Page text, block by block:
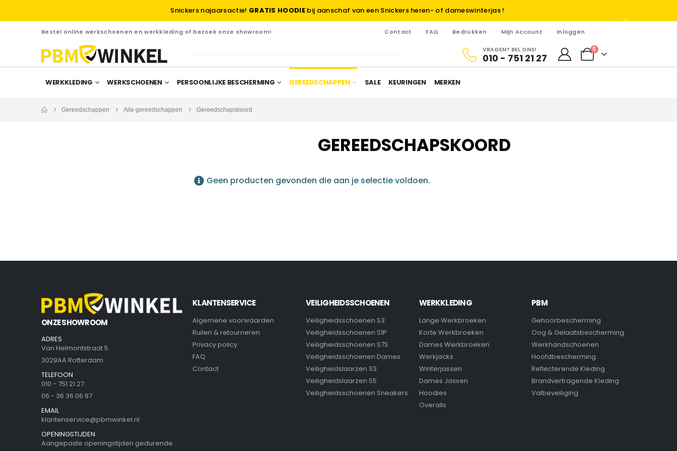
Snickers najaarsactie! GRATIS HOODIE bij aanschaf van een Snickers heren- of dameswinterjas !
Bestel online werkschoenen en werkkleding of bezoek onze showroom! Contact FAQ Bedrukken Mijn Account Inloggen
VRAGEN? BEL ONS!
010 - 751 21 27
0
WERKKLEDING WERKSCHOENEN PERSOONLIJKE BESCHERMING GEREEDSCHAPPEN SALE KEURINGEN MERKEN
Gereedschappen Alle gereedschappen Gereedschapskoord
GEREEDSCHAPSKOORD
Geen producten gevonden die aan je selectie voldoen.
ONZE SHOWROOM
ADRES
Van Helmontstraat 5
3029AA Rotterdam
TELEFOON
010 - 751 21 27
06 - 36 36 06 97
EMAIL
klantenservice@pbmwinkel.nl
OPENINGSTIJDEN
Aangepaste openingstijden gedurende
KLANTENSERVICE
Algemene voorwaarden
Ruilen & retourneren
Privacy policy
FAQ
Contact
VEILIGHEIDSSCHOENEN
Veiligheidsschoenen S3
Veiligheidsschoenen S1P
Veiligheidsschoenen S7S
Veiligheidsschoenen Dames
Veiligheidslaarzen S3
Veiligheidslaarzen S5
Veiligheidsschoenen Sneakers
WERKKLEDING
Lange Werkbroeken
Korte Werkbroeken
Dames Werkbroeken
Werkjacks
Winterjassen
Dames Jassen
Hoodies
Overalls
PBM
Gehoorbescherming
Oog & Gelaatsbescherming
Werkhandschoenen
Hoofdbescherming
Reflecterende Kleding
Brandvertragende Kleding
Valbeveiliging